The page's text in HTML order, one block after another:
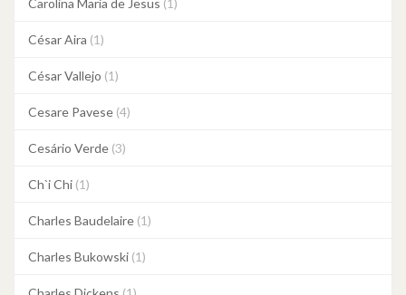
Carolina Maria de Jesus (1)
César Aira (1)
César Vallejo (1)
Cesare Pavese (4)
Cesário Verde (3)
Ch`i Chi (1)
Charles Baudelaire (1)
Charles Bukowski (1)